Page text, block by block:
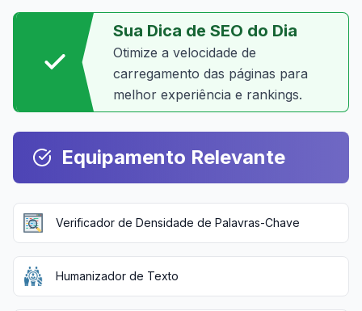
Sua Dica de SEO do Dia
Otimize a velocidade de
carregamento das páginas para
melhor experiência e rankings.
Equipamento Relevante
Verificador de Densidade de Palavras-Chave
Humanizador de Texto